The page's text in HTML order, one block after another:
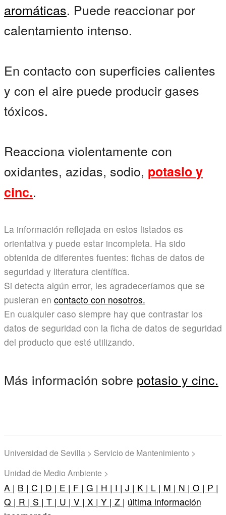
aromáticas. Puede reaccionar por
calentamiento intenso.
En contacto con superficies calientes
y con el aire puede producir gases
tóxicos.
Reacciona violentamente con
oxidantes, azidas, sodio, potasio y
cinc..
La información reflejada en estos listados es
orientativa y puede estar incompleta. Ha sido
obtenida de diferentes fuentes: fichas de datos de
seguridad y literatura científica.
Si detecta algún error, les agradeceríamos que se
pusieran en contacto con nosotros.
En cualquier caso siempre hay que contrastar los
datos de seguridad con la ficha de datos de seguridad
del producto que esté utilizando.
Más información sobre potasio y cinc.
Universidad de Sevilla > Servicio de Mantenimiento >
Unidad de Medio Ambiente >
A | B | C | D | E | F | G | H | I | J | K | L | M | N | O | P |
Q | R | S | T | U | V | X | Y | Z | última información